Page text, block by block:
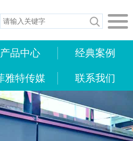
产品中心 经典案例
雅特传媒 联系我们